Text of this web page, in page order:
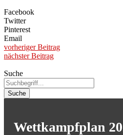
Facebook
Twitter
Pinterest
Email
vorheriger Beitrag
nächster Beitrag
Suche
Suche
Wettkampfplan